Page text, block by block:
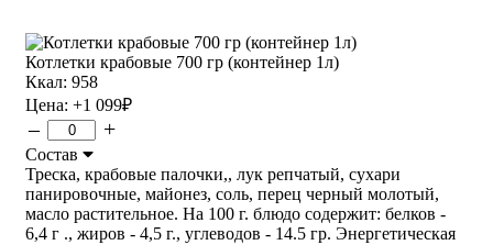
Котлетки крабовые 700 гр (контейнер 1л)
Ккал: 958
Цена: +1 099₽
– +
Состав
Треска, крабовые палочки,, лук репчатый, сухари
панировочные, майонез, соль, перец черный молотый,
масло растительное. На 100 г. блюдо содержит: белков -
6,4 г ., жиров - 4,5 г., углеводов - 14.5 гр. Энергетическая